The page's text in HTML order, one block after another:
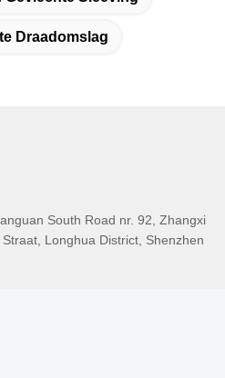
Draadomslag
South Road nr. 92, Zhangxi
Longhua District, Shenzhen